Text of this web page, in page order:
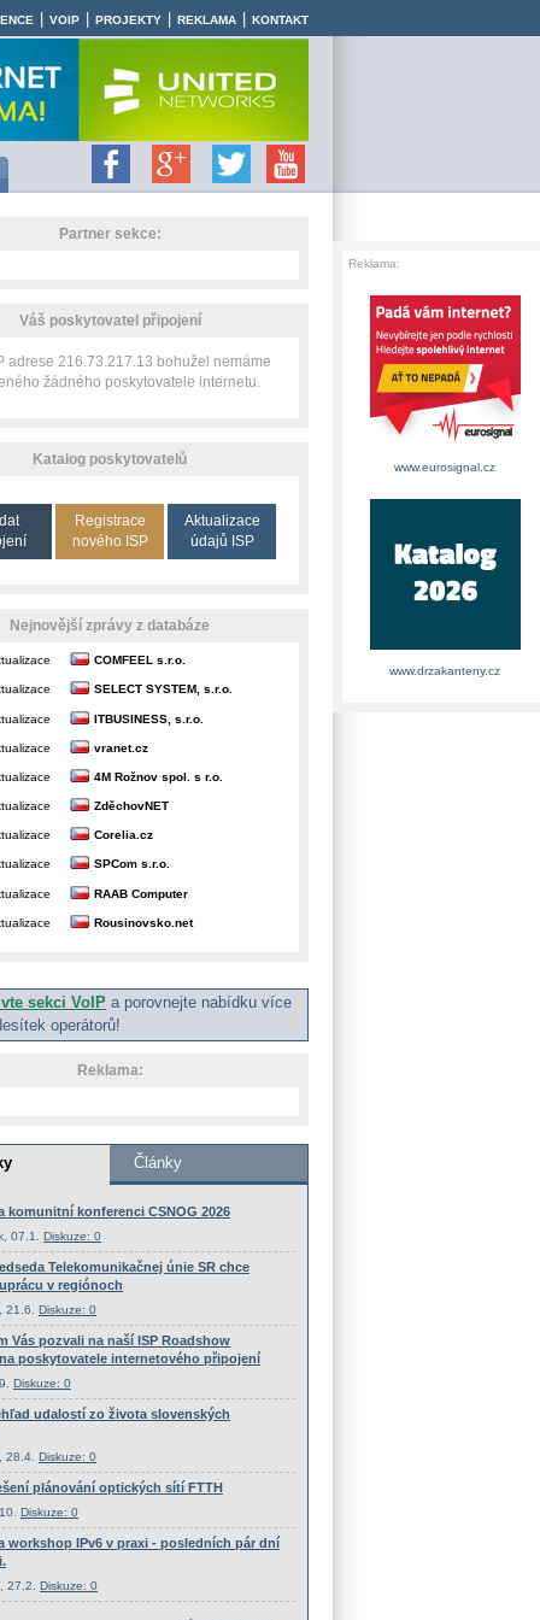
VOIP PROJEKTY REKLAMA KONTAKT
Partner sekce:
Váš poskytovatel připojení
adrese 216.73.217.13 bohužel nemáme
žádného poskytovatele internetu.
Katalog poskytovatelů
Registrace
nového ISP
Aktualizace
údajů ISP
Nejnovější zprávy z databáze
COMFEEL s.r.o.
SELECT SYSTEM, s.r.o.
ITBUSINESS, s.r.o.
vranet.cz
4M Rožnov spol. s r.o.
ZděchovNET
Corelia.cz
SPCom s.r.o.
RAAB Computer
Rousinovsko.net
sekci VoIP a porovnejte nabídku více
operátorů!
Reklama:
Reklama:
www.eurosignal.cz
www.drzakanteny.cz